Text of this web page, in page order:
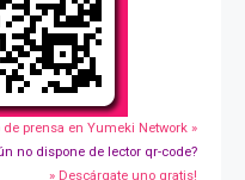
de prensa en Yumeki Network »
no dispone de lector qr-code?
» Descárgate uno gratis!